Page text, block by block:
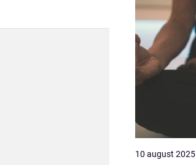
10 august 2025